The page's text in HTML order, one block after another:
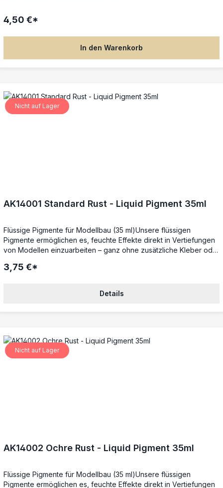
4,50 €*
In den Warenkorb
Nicht auf Lager
AK14001 Standard Rust - Liquid Pigment 35ml
Flüssige Pigmente für Modellbau (35 ml)Unsere flüssigen
Pigmente ermöglichen es, feuchte Effekte direkt in Vertiefungen
von Modellen einzuarbeiten – ganz ohne zusätzliche Kleber oder
anpassen, um perfekte Übergänge und realistische
authentischen PigmentstrukturIdeal für Weathering – perfekt für
3,75 €*
Details
Nicht auf Lager
AK14002 Ochre Rust - Liquid Pigment 35ml
Flüssige Pigmente für Modellbau (35 ml)Unsere flüssigen
Pigmente ermöglichen es, feuchte Effekte direkt in Vertiefungen